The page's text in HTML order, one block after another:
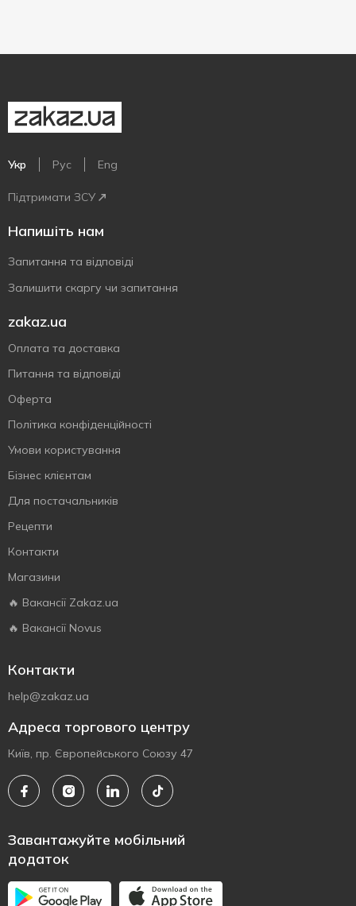
Укр Рус Eng
Підтримати ЗСУ
Напишіть нам
Запитання та відповіді
Залишити скаргу чи запитання
zakaz.ua
Оплата та доставка
Питання та відповіді
Оферта
Політика конфіденційності
Умови користування
Бізнес клієнтам
Для постачальників
Рецепти
Контакти
Магазини
🔥 Вакансії Zakaz.ua
🔥 Вакансії Novus
Контакти
help@zakaz.ua
Адреса торгового центру
Київ, пр. Європейського Союзу 47
Завантажуйте мобільний
додаток